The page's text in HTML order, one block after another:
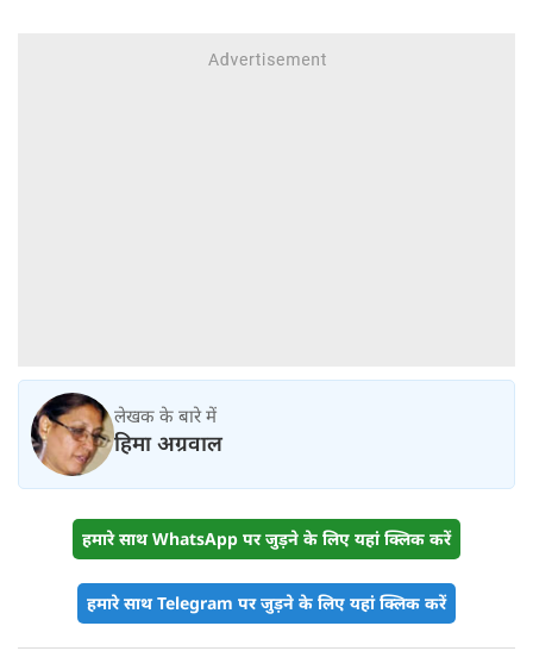
लेखक के बारे में
हिमा अग्रवाल
हमारे साथ WhatsApp पर जुड़ने के लिए यहां क्लिक करें
हमारे साथ Telegram पर जुड़ने के लिए यहां क्लिक करें